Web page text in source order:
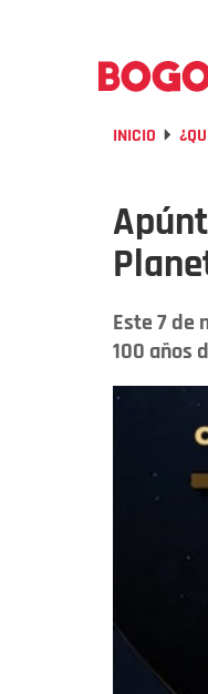
INICIO
Este 7 de
100 años